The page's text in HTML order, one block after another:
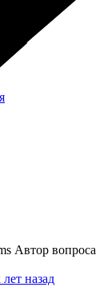
Автор вопроса
лет назад